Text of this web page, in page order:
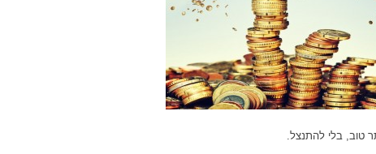
טוב, בלי להתנצל.